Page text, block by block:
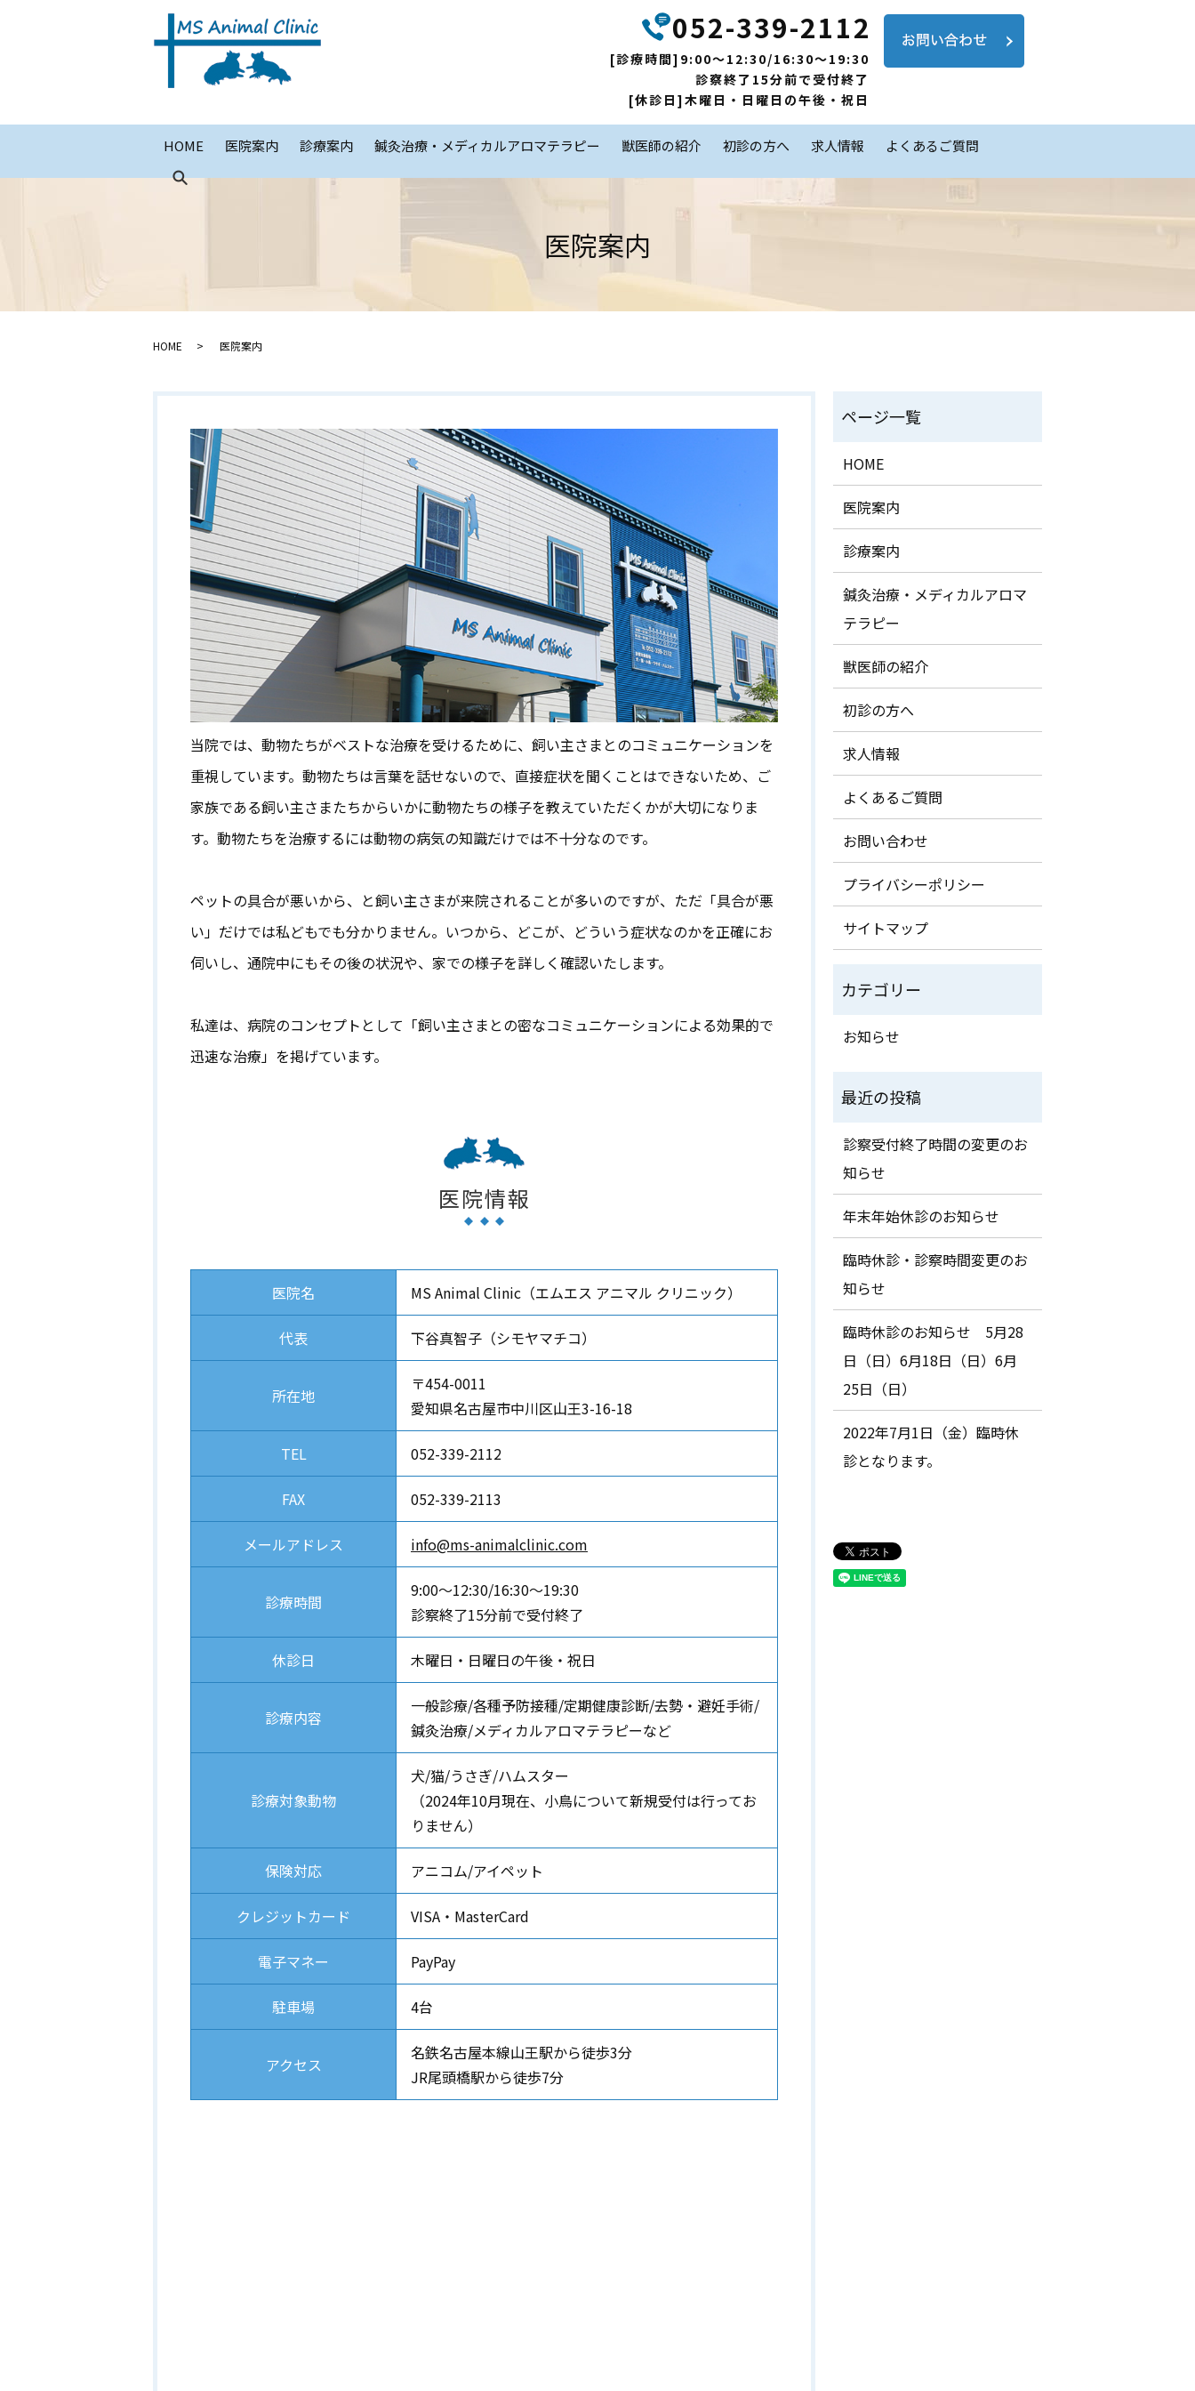
052-339-2112
[診療時間]9:00～12:30/16:30～19:30
診察終了15分前で受付終了
[休診日]木曜日・日曜日の午後・祝日
HOME 医院案内 診療案内 鍼灸治療・メディカルアロマテラピー 獣医師の紹介 初診の方へ 求人情報 よくあるご質問
医院案内
HOME 医院案内
当院では、動物たちがベストな治療を受けるために、飼い主さまとのコミュニケーションを
重視しています。動物たちは言葉を話せないので、直接症状を聞くことはできないため、ご
家族である飼い主さまたちからいかに動物たちの様子を教えていただくかが大切になりま
す。動物たちを治療するには動物の病気の知識だけでは不十分なのです。
ペットの具合が悪いから、と飼い主さまが来院されることが多いのですが、ただ「具合が悪
い」だけでは私どもでも分かりません。いつから、どこが、どういう症状なのかを正確にお
伺いし、通院中にもその後の状況や、家での様子を詳しく確認いたします。
私達は、病院のコンセプトとして「飼い主さまとの密なコミュニケーションによる効果的で
迅速な治療」を掲げています。
医院情報
医院名 MS Animal Clinic（エムエス アニマル クリニック）
代表 下谷真智子 （シモヤマチコ）
所在地
〒454-0011
愛知県名古屋市中川区山王3-16-18
TEL 052-339-2112
FAX 052-339-2113
メールアドレス info@ms-animalclinic.com
診療時間
9:00～12:30/16:30～19:30
診察終了15分前で受付終了
休診日 木曜日・日曜日の午後・祝日
診療内容
一般診療/各種予防接種/定期健康診断/去勢・避妊手術/
鍼灸治療/メディカルアロマテラピーなど
診療対象動物
犬/猫/うさぎ/ハムスター
（2024年10月現在、小鳥について新規受付は行ってお
りません）
保険対応 アニコム/アイペット
クレジットカード VISA・MasterCard
電子マネー PayPay
駐車場 4台
アクセス
名鉄名古屋本線山王駅から徒歩3分
JR尾頭橋駅から徒歩7分
HOME
医院案内
診療案内
鍼灸治療・メディカルアロマ
テラピー
獣医師の紹介
初診の方へ
求人情報
よくあるご質問
お問い合わせ
プライバシーポリシー
サイトマップ
お知らせ
診察受付終了時間の変更のお
知らせ
年末年始休診のお知らせ
臨時休診・診察時間変更のお
知らせ
臨時休診のお知らせ 5月28
日（日）6月18日（日）6月
25日（日）
2022年7月1日（金）臨時休
診となります。